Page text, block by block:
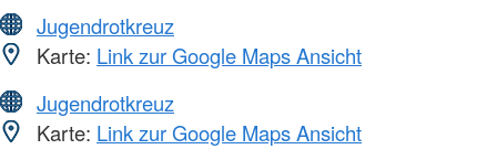
Jugendrotkreuz
Karte: Link zur Google Maps Ansicht
Jugendrotkreuz
Karte: Link zur Google Maps Ansicht